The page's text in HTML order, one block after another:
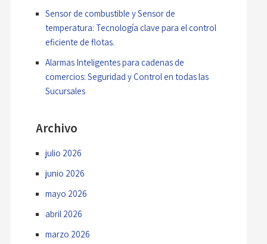
Sensor de combustible y Sensor de
temperatura: Tecnología clave para el control
eficiente de flotas.
Alarmas Inteligentes para cadenas de
comercios: Seguridad y Control en todas las
Sucursales
Archivo
julio 2026
junio 2026
mayo 2026
abril 2026
marzo 2026